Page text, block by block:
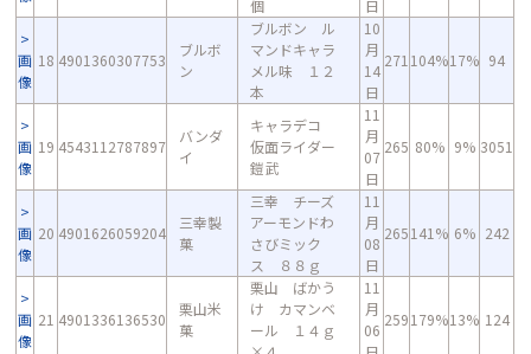
個
日
画
像
18 4901360307753
ブルボ
ン
ブルボン ル
マンドキャラ
メル味 １２
本
10
月
14
日
271 104%17% 94
画
像
19 4543112787897
バンダ
イ
キャラデコ
仮面ライダー
鎧武
11
月
07
日
265 80% 9% 3051
画
像
20 4901626059204
三幸製
菓
三幸 チーズ
アーモンドわ
さびミック
ス ８８ｇ
11
月
08
日
265141% 6% 242
画
像
21 4901336136530
栗山米
菓
栗山 ばかう
け カマンベ
ール １４ｇ
11
月
06
259179%13% 124